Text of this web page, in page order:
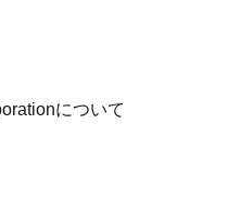
について